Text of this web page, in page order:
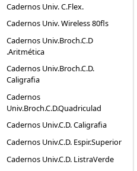
Cadernos Univ. C.Flex.
Cadernos Univ. Wireless 80fls
Cadernos Univ.Broch.C.D
.Aritmética
Cadernos Univ.Broch.C.D.
Caligrafia
Cadernos
Univ.Broch.C.D.Quadriculad
Cadernos Univ.C.D. Caligrafia
Cadernos Univ.C.D. Espir.Superior
Cadernos Univ.C.D. ListraVerde